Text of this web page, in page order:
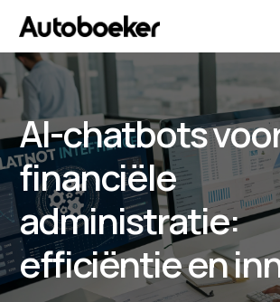
AI-chatbots
financiële
administratie:
efficiëntie en
AI